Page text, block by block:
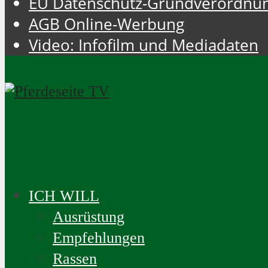
AGB Online-Werbung
Video: Infofilm und Mediadaten
ICH WILL
Ausrüstung
Empfehlungen
Rassen